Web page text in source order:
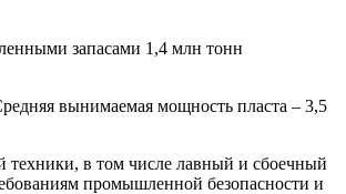
запасами 1,4 млн тонн
вынимаемая мощность пласта – 3,5
техники, в том числе лавный и сбоечный
промышленной безопасности и